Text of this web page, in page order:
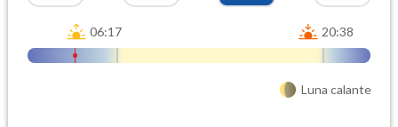
06:17 20:38
Luna calante